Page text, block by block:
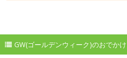
GW(ゴールデンウィーク)のおでか